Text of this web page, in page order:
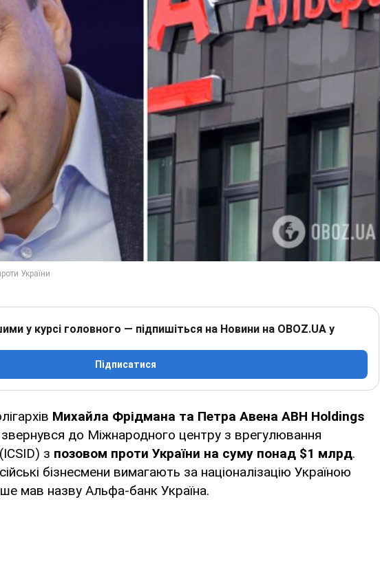
у курсі головного — підпишіться на Новини на OBOZ.UA у
Підписатися
Михайла Фрідмана та Петра Авена ABH Holdings
до Міжнародного центру з врегулювання
з позовом проти України на суму понад $1 млрд.
бізнесмени вимагають за націоналізацію Україною
мав назву Альфа-банк Україна.